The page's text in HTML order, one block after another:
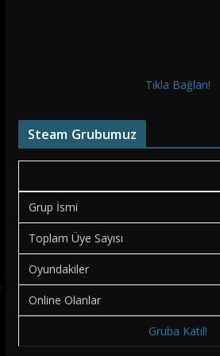
Tıkla Bağlan!
Steam Grubumuz
Grup İsmi
Toplam Üye Sayısı
Oyundakiler
Online Olanlar
Gruba Katıl!